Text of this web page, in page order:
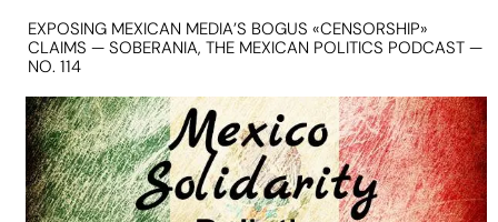
EXPOSING MEXICAN MEDIA’S BOGUS «CENSORSHIP»
CLAIMS — SOBERANIA, THE MEXICAN POLITICS PODCAST —
NO. 114